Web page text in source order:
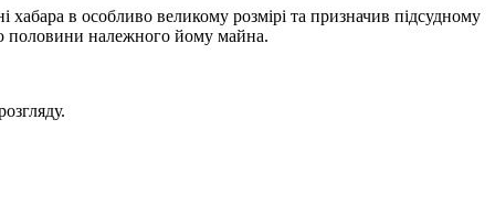
в особливо великому розмірі та призначив підсудному
половини належного йому майна.